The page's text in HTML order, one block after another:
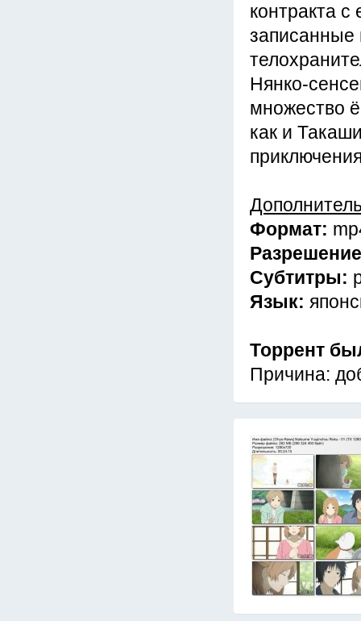
контракта
записанные
Нянко-
множество
как и
Формат:
Субтитры:
Язык:
Торрент
Причина: